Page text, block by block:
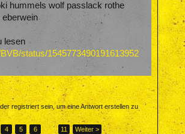
hummels wolf passlack rothe
eberwein
lesen
status/1545773490191613952
registriert sein, um eine Antwort erstellen zu
4 5 6 → 11 Weiter >